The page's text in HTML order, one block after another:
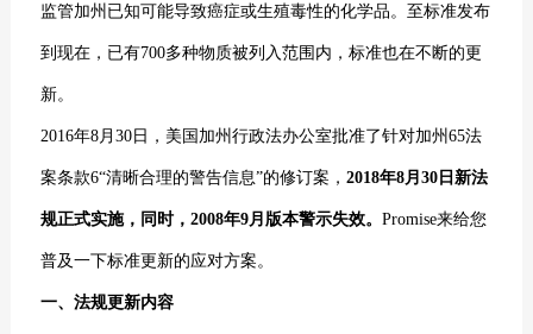
监管加州已知可能导致癌症或生殖毒性的化学品。至标准发布
到现在，已有700多种物质被列入范围内，标准也在不断的更
新。
2016年8月30日，美国加州行政法办公室批准了针对加州65法
案条款6“清晰合理的警告信息”的修订案， 2018年8月30日新法
规正式实施，同时，2008年9月版本警示失效。 Promise来给您
普及一下标准更新的应对方案。
一、法规更新内容